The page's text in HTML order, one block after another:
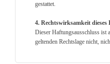
gestattet.
4. Rechtswirksamkeit dieses
Dieser Haftungsausschluss ist
geltenden Rechtslage nicht,